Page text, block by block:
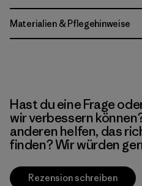
Materialien & Pflegehinweise
Hast du eine Frage
wir verbessern
anderen helfen, das
finden? Wir würden
Rezension schreiben